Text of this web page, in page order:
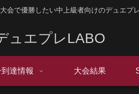
会で優勝したい中上級者向けのデュエプ
達情報 大会結果